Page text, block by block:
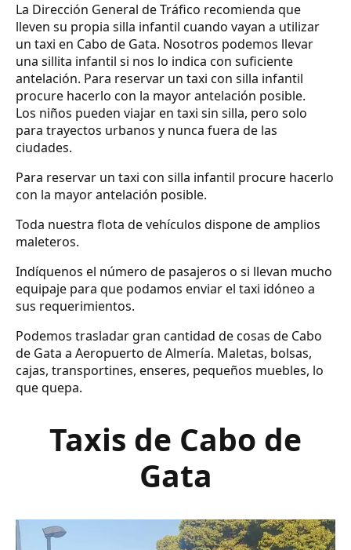
La Dirección General de Tráfico recomienda que
lleven su propia silla infantil cuando vayan a utilizar
un taxi en Cabo de Gata. Nosotros podemos llevar
una sillita infantil si nos lo indica con suficiente
antelación. Para reservar un taxi con silla infantil
procure hacerlo con la mayor antelación posible.
Los niños pueden viajar en taxi sin silla, pero solo
para trayectos urbanos y nunca fuera de las
ciudades.
Para reservar un taxi con silla infantil procure hacerlo
con la mayor antelación posible.
Toda nuestra flota de vehículos dispone de amplios
maleteros.
Indíquenos el número de pasajeros o si llevan mucho
equipaje para que podamos enviar el taxi idóneo a
sus requerimientos.
Podemos trasladar gran cantidad de cosas de Cabo
de Gata a Aeropuerto de Almería. Maletas, bolsas,
cajas, transportines, enseres, pequeños muebles, lo
que quepa.
Taxis de Cabo de
Gata